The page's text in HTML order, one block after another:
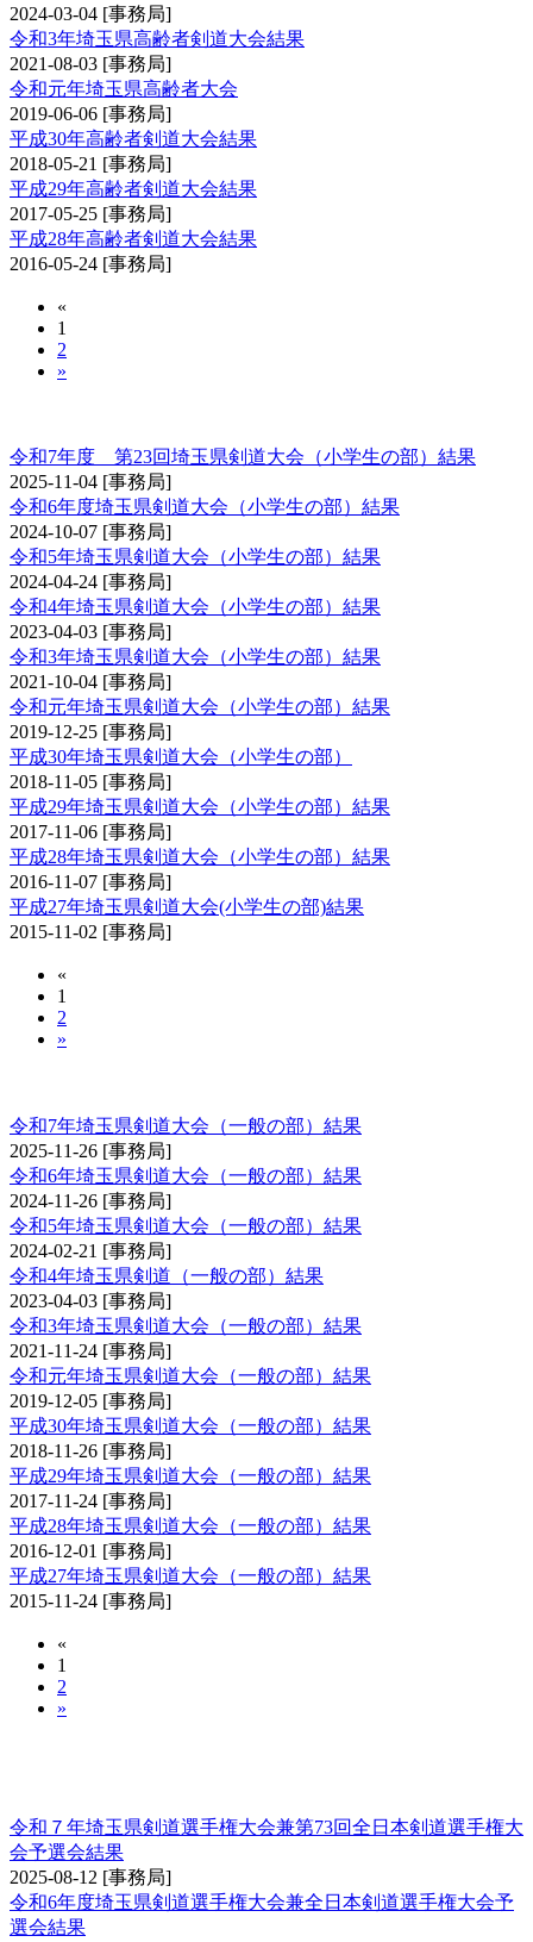
2024-03-04 [事務局]
令和3年埼玉県高齢者剣道大会結果
2021-08-03 [事務局]
令和元年埼玉県高齢者大会
2019-06-06 [事務局]
平成30年高齢者剣道大会結果
2018-05-21 [事務局]
平成29年高齢者剣道大会結果
2017-05-25 [事務局]
平成28年高齢者剣道大会結果
2016-05-24 [事務局]
«
1
2
»
令和7年度 第23回埼玉県剣道大会（小学生の部）結果
2025-11-04 [事務局]
令和6年度埼玉県剣道大会（小学生の部）結果
2024-10-07 [事務局]
令和5年埼玉県剣道大会（小学生の部）結果
2024-04-24 [事務局]
令和4年埼玉県剣道大会（小学生の部）結果
2023-04-03 [事務局]
令和3年埼玉県剣道大会（小学生の部）結果
2021-10-04 [事務局]
令和元年埼玉県剣道大会（小学生の部）結果
2019-12-25 [事務局]
平成30年埼玉県剣道大会（小学生の部）
2018-11-05 [事務局]
平成29年埼玉県剣道大会（小学生の部）結果
2017-11-06 [事務局]
平成28年埼玉県剣道大会（小学生の部）結果
2016-11-07 [事務局]
平成27年埼玉県剣道大会(小学生の部)結果
2015-11-02 [事務局]
«
1
2
»
令和7年埼玉県剣道大会（一般の部）結果
2025-11-26 [事務局]
令和6年埼玉県剣道大会（一般の部）結果
2024-11-26 [事務局]
令和5年埼玉県剣道大会（一般の部）結果
2024-02-21 [事務局]
令和4年埼玉県剣道（一般の部）結果
2023-04-03 [事務局]
令和3年埼玉県剣道大会（一般の部）結果
2021-11-24 [事務局]
令和元年埼玉県剣道大会（一般の部）結果
2019-12-05 [事務局]
平成30年埼玉県剣道大会（一般の部）結果
2018-11-26 [事務局]
平成29年埼玉県剣道大会（一般の部）結果
2017-11-24 [事務局]
平成28年埼玉県剣道大会（一般の部）結果
2016-12-01 [事務局]
平成27年埼玉県剣道大会（一般の部）結果
2015-11-24 [事務局]
«
1
2
»
令和７年埼玉県剣道選手権大会兼第73回全日本剣道選手権大
会予選会結果
2025-08-12 [事務局]
令和6年度埼玉県剣道選手権大会兼全日本剣道選手権大会予
選会結果